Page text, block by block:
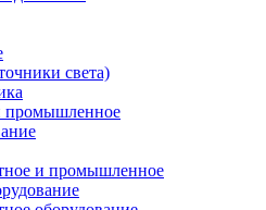
света)
промышленное
и промышленное